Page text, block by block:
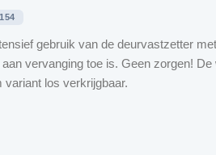
gebruik van de deurvastzetter
vervanging toe is. Geen zorgen!
los verkrijgbaar.